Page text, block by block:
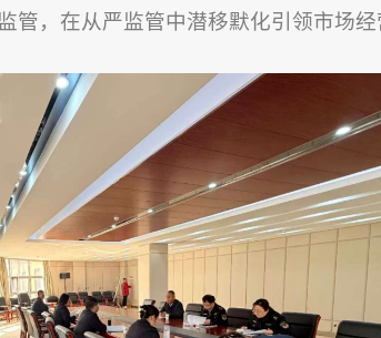
管，在从严监管中潜移默化引领市场